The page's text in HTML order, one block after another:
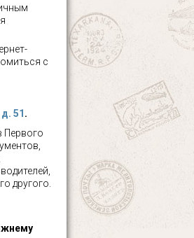
с
51 .
Первого
другого.